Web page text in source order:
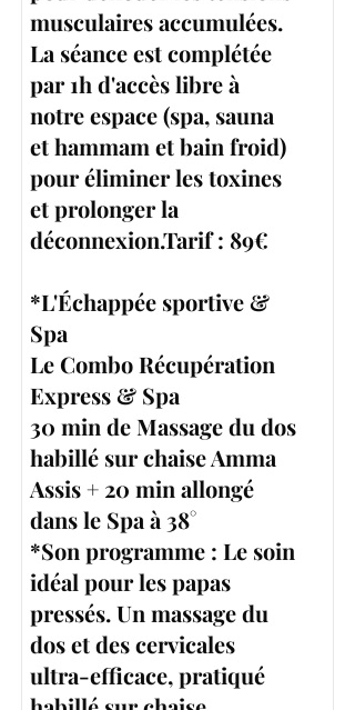
musculaires accumulées.
La séance est complétée
par 1h d'accès libre à
notre espace (spa, sauna
et hammam et bain froid)
pour éliminer les toxines
et prolonger la
déconnexion.Tarif : 89€
*L'Échappée sportive &
Spa
Le Combo Récupération
Express & Spa
30 min de Massage du dos
habillé sur chaise Amma
Assis + 20 min allongé
dans le Spa à 38°
*Son programme : Le soin
idéal pour les papas
pressés. Un massage du
dos et des cervicales
ultra-efficace, pratiqué